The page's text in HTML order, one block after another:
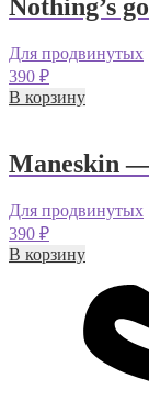
Nothing’s
Для продвинутых
390 ₽
В корзину
Maneskin
Для продвинутых
390 ₽
В корзину